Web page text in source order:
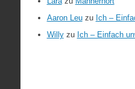
Aaron Leuzu Ich –
Willyzu Ich – Einfach